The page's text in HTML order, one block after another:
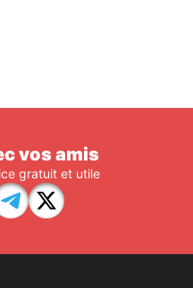
vos amis
gratuit et utile